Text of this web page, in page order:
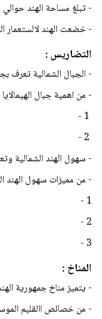
- تبلغ مساحة الهند حوالي
- خضعت الهند
التضاريس :
- الجبال الشمالية تعرف
- من اهمية جبال
- سهول الهند الشمالية
- من مميزات سهول الهند
1 -
2 -
3 -
المناخ :
- يتميز مناخ جمهورية
- من خصائص االقليم